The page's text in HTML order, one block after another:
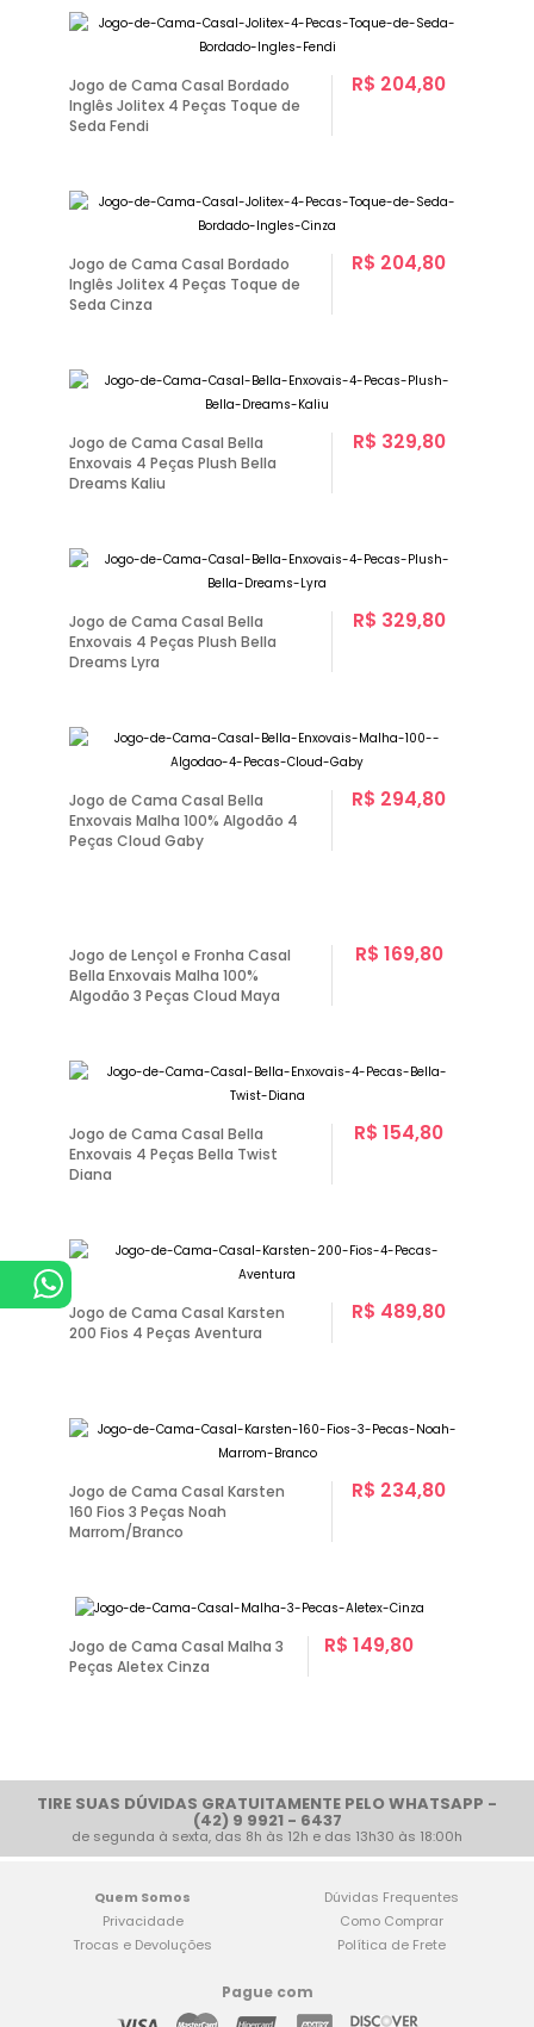
Jogo de Cama Casal Bordado
Inglês Jolitex 4 Peças Toque de
Seda Fendi
R$ 204,80
Jogo de Cama Casal Bordado
Inglês Jolitex 4 Peças Toque de
Seda Cinza
R$ 204,80
Jogo de Cama Casal Bella
Enxovais 4 Peças Plush Bella
Dreams Kaliu
R$ 329,80
Jogo de Cama Casal Bella
Enxovais 4 Peças Plush Bella
Dreams Lyra
R$ 329,80
Jogo de Cama Casal Bella
Enxovais Malha 100% Algodão 4
Peças Cloud Gaby
R$ 294,80
Jogo de Lençol e Fronha Casal
Bella Enxovais Malha 100%
Algodão 3 Peças Cloud Maya
R$ 169,80
Jogo de Cama Casal Bella
Enxovais 4 Peças Bella Twist
Diana
R$ 154,80
Jogo de Cama Casal Karsten
200 Fios 4 Peças Aventura
R$ 489,80
Jogo de Cama Casal Karsten
160 Fios 3 Peças Noah
Marrom/Branco
R$ 234,80
Jogo de Cama Casal Malha 3
Peças Aletex Cinza
R$ 149,80
TIRE SUAS DÚVIDAS GRATUITAMENTE PELO WHATSAPP -
(42) 9 9921 - 6437
de segunda à sexta, das 8h às 12h e das 13h30 às 18:00h
Quem Somos
Privacidade
Trocas e Devoluções
Dúvidas Frequentes
Como Comprar
Política de Frete
Pague com